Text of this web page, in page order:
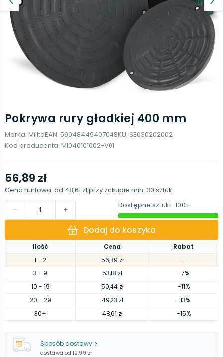
Pokrywa rury gładkiej 400 mm
Marka: MilltoEAN: 5904844940704SKU: SE030202002
Kod producenta: MI040101002-V01
Ilość Cena
Rabat
1 - 2 56,89 zł
-
3 - 9 53,18 zł
-7%
10 - 19 50,44 zł
-11%
20 - 29 49,23 zł
-13%
30+ 48,61 zł -15%
56,89 zł
Cena hurtowa: od 48,61 złprzy zakupie min. 30 sztuk
Dostępne sztuki : 100+
Dodaj do koszyka
Sposób dostawy
dostawa od 12,99 zł